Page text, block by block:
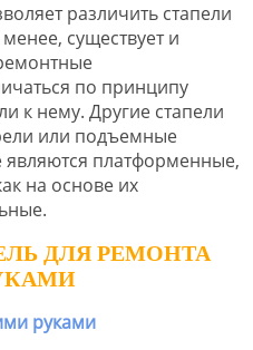
различить стапели
существует и
по принципу
к нему. Другие стапели
или подъемные
платформенные,
на основе их
ДЛЯ РЕМОНТА